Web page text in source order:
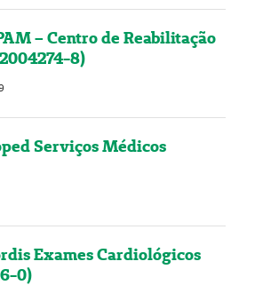
– Centro de Reabilitação
8)
Serviços Médicos
Exames Cardiológicos
0)